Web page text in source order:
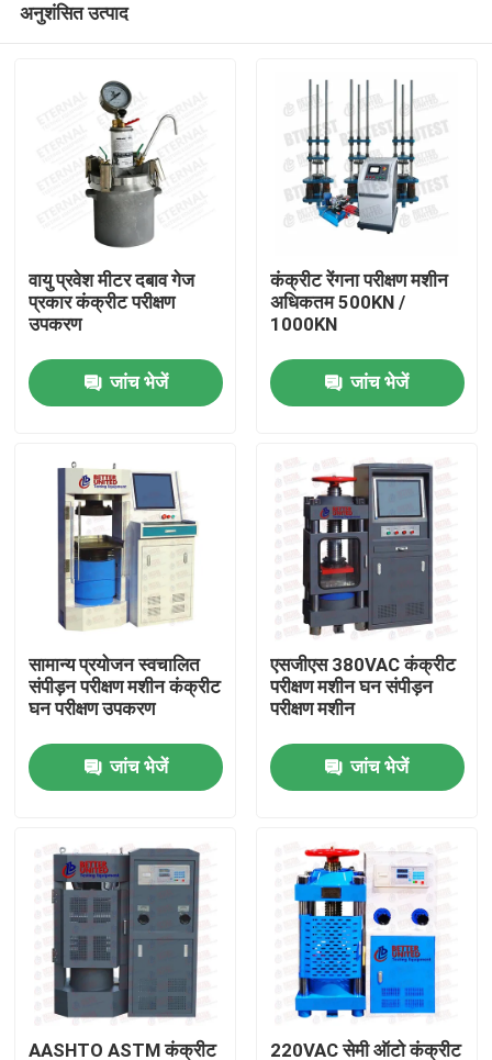
उत्पाद
हमारे बारे में
फैक्टरी यात्रा
गुणवत्ता नियंत्रण
हमसे संपर्क करें
यूनिवर्सल टेस्टिंग मशीन
मृदा परीक्षण मशीन
कंक्रीट परीक्षण मशीन
अनुशंसित उत्पाद
वायु प्रवेश मीटर दबाव गेज
प्रकार कंक्रीट परीक्षण
उपकरण
जांच भेजें
कंक्रीट रेंगना परीक्षण मशीन
अधिकतम 500KN /
1000KN
जांच भेजें
सामान्य प्रयोजन स्वचालित
संपीड़न परीक्षण मशीन कंक्रीट
घन परीक्षण उपकरण
जांच भेजें
एसजीएस 380VAC कंक्रीट
परीक्षण मशीन घन संपीड़न
परीक्षण मशीन
जांच भेजें
AASHTO ASTM कंक्रीट 220VAC सेमी ऑटो कंक्रीट